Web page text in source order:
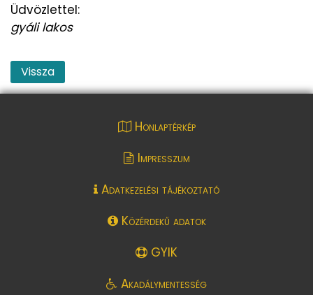
Üdvözlettel:
gyáli lakos
Vissza
Honlaptérkép
Impresszum
Adatkezelési tájékoztató
Közérdekű adatok
GYIK
Akadálymentesség